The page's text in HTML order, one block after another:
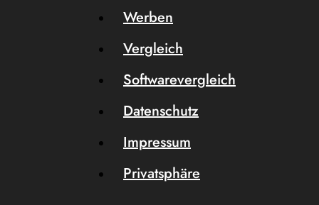
Werben
Vergleich
Softwarevergleich
Datenschutz
Impressum
Privatsphäre